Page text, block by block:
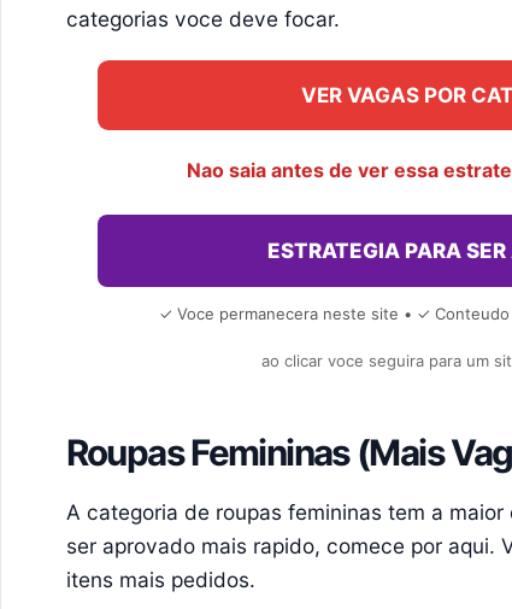
categorias voce deve focar.
VER VAGAS POR
Nao saia antes de ver essa
ESTRATEGIA PARA
✓ Voce permanecera neste site • ✓
ao clicar voce seguira para um
Roupas Femininas (Mais
A categoria de roupas femininas tem a
ser aprovado mais rapido, comece por aqui.
itens mais pedidos.